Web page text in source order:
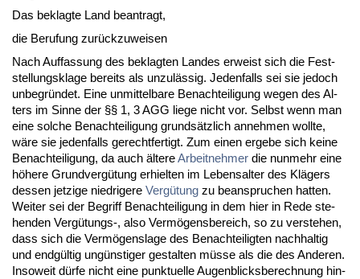
Das be­klag­te Land be­an­tragt,
die Be­ru­fung zurück­zu­wei­sen
Nach Auf­fas­sung des be­klag­ten Lan­des er­weist sich die Fest­
stel­lungs­kla­ge be­reits als un­zulässig. Je­den­falls sei sie je­doch
un­be­gründet. Ei­ne un­mit­tel­ba­re Be­nach­tei­li­gung we­gen des Al­
ters im Sin­ne der §§ 1, 3 AGG lie­ge nicht vor. Selbst wenn man
ei­ne sol­che Be­nach­tei­li­gung grundsätz­lich an­neh­men woll­te,
wäre sie je­den­falls ge­recht­fer­tigt. Zum ei­nen er­ge­be sich kei­ne
Be­nach­tei­li­gung, da auch älte­reAr­beit­neh­mer die nun­mehr ei­ne
höhe­re Grund­vergütung er­hiel­ten im Le­bens­al­ter des Klägers
des­sen jet­zi­ge nied­ri­ge­re Vergütung zu be­an­spru­chen hat­ten.
Wei­ter sei der Be­griff Be­nach­tei­li­gung in dem hier in Re­de ste­
hen­den Vergütungs-, al­so Vermögens­be­reich, so zu ver­ste­hen,
dass sich die Vermögens­la­ge des Be­nach­tei­lig­ten nach­hal­tig
und endgültig ungüns­ti­ger ge­stal­ten müsse als die des An­de­ren.
In­so­weit dürfe nicht ei­ne punk­tu­el­le Au­gen­blicks­be­rech­nung hin­